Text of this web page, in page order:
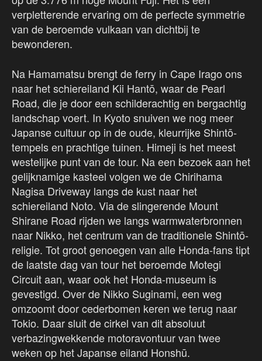
verpletterende ervaring om de perfecte symmetrie
van de beroemde vulkaan van dichtbij te
bewonderen.
Na Hamamatsu brengt de ferry in Cape Irago ons
naar het schiereiland Kii Hantō, waar de Pearl
Road, die je door een schilderachtig en bergachtig
landschap voert. In Kyoto snuiven we nog meer
Japanse cultuur op in de oude, kleurrijke Shintō-
tempels en prachtige tuinen. Himeji is het meest
westelijke punt van de tour. Na een bezoek aan het
gelijknamige kasteel volgen we de Chirihama
Nagisa Driveway langs de kust naar het
schiereiland Noto. Via de slingerende Mount
Shirane Road rijden we langs warmwaterbronnen
naar Nikko, het centrum van de traditionele Shintō-
religie. Tot groot genoegen van alle Honda-fans tipt
de laatste dag van tour het beroemde Motegi
Circuit aan, waar ook het Honda-museum is
gevestigd. Over de Nikko Suginami, een weg
omzoomt door cederbomen keren we terug naar
Tokio. Daar sluit de cirkel van dit absoluut
verbazingwekkende motoravontuur van twee
weken op het Japanse eiland Honshū.